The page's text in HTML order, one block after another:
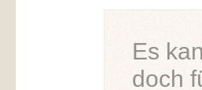
Es
doch